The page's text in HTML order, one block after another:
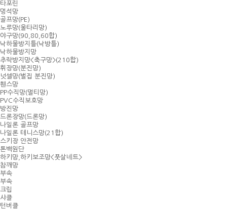
타포린
멍석망
골프망(PE)
노루망(울타리망)
야구망(90,80,60합)
낙하물방지틀(낙방틀)
낙하물방지망
추락방지망<축구망>(210합)
휘장망(분진망)
넛셀망(벌집 분진망)
휀스망
PP수직망(멀티망)
PVC수직보호망
방진망
드론장망(드론망)
나일론 골프망
나일론 테니스망(21합)
스키장 안전망
톤백원단
하키망,하키보조망<풋살네트>
참깨망
부속
부속
크립
샤클
턴버클